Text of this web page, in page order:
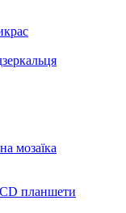
мозаїка
планшети